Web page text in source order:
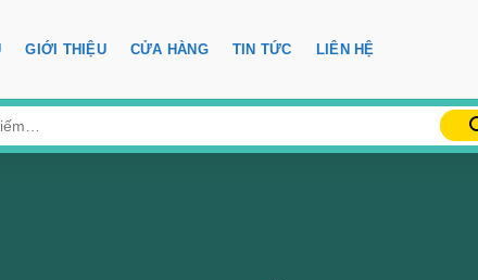
GIỚI THIỆU CỬA HÀNG TIN TỨC LIÊN HỆ